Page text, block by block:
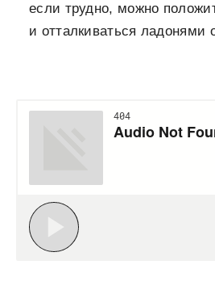
если трудно, можно
и отталкиваться ладонями